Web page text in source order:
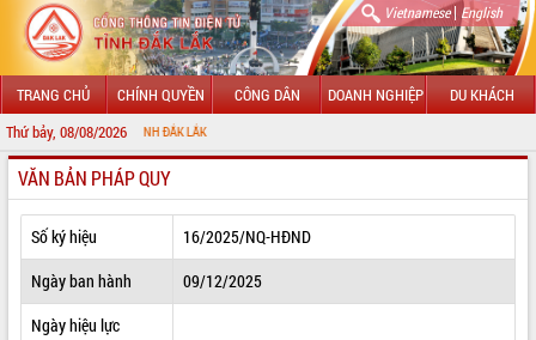
Vietnamese| English
TRANG CHỦ CHÍNH QUYỀN CÔNG DÂN DOANH NGHIỆP DU KHÁCH
Thứ bảy, 08/08/2026
GIỚI THIỆU
LÃNH ĐẠO UBND TỈNH
TIN TỨC SỰ KIỆN
SỞ, BAN, NGÀNH
VĂN BẢN PHÁP QUY
Số ký hiệu
16/2025/NQ-HĐND
Ngày ban hành
09/12/2025
Ngày hiệu lực